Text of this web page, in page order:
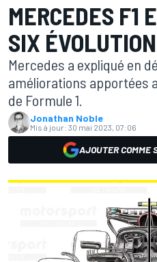
MERCEDES F1
SIX
Mercedes a expliqué en
améliorations apportées
de Formule 1.
Jonathan Noble
Mis à jour: 30 mai 2023, 07:06
AJOUTER COMME